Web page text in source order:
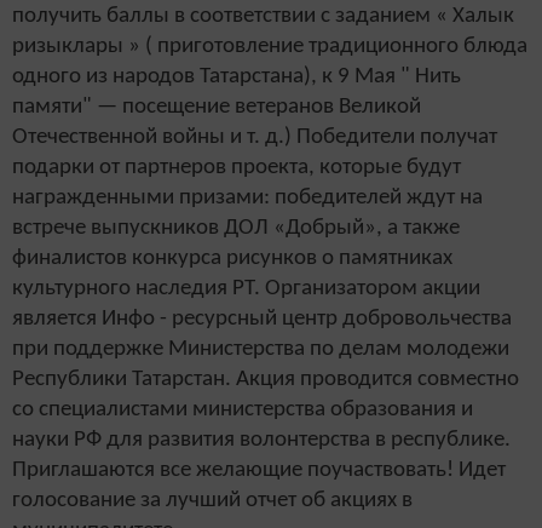
получить баллы в соответствии с заданием « Халык
ризыклары » ( приготовление традиционного блюда
одного из народов Татарстана), к 9 Мая " Нить
памяти" — посещение ветеранов Великой
Отечественной войны и т. д.) Победители получат
подарки от партнеров проекта, которые будут
награжденными призами: победителей ждут на
встрече выпускников ДОЛ «Добрый», а также
финалистов конкурса рисунков о памятниках
культурного наследия РТ. Организатором акции
является Инфо - ресурсный центр добровольчества
при поддержке Министерства по делам молодежи
Республики Татарстан. Акция проводится совместно
со специалистами министерства образования и
науки РФ для развития волонтерства в республике.
Приглашаются все желающие поучаствовать! Идет
голосование за лучший отчет об акциях в